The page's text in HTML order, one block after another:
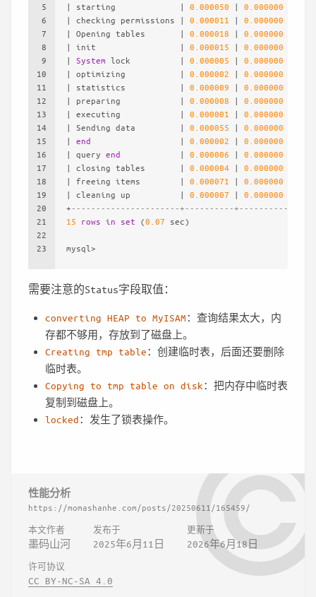
5
6
7
8
9
10
11
12
13
14
15
16
17
18
19
20
21
22
23
|
starting | 0.000050 | 0.000000
|
checking permissions | 0.000011 | 0.000000
|
Opening tables | 0.000018 | 0.000000
|
init | 0.000015 | 0.000000
|
System lock | 0.000005 | 0.000000
|
optimizing | 0.000002 | 0.000000
|
statistics | 0.000009 | 0.000000
|
preparing | 0.000008 | 0.000000
|
executing | 0.000001 | 0.000000
|
Sending data | 0.000055 | 0.000000
|
end | 0.000002 | 0.000000
|
query end | 0.000006 | 0.000000
|
closing tables | 0.000004 | 0.000000
|
freeing items | 0.000071 | 0.000000
|
cleaning up | 0.000007 | 0.000000
+----------------------+----------+----------
15 rows in set (0.07 sec)
mysql>
需要注意的Status字段取值：
converting HEAP to MyISAM：查询结果太大，内
存都不够用，存放到了磁盘上。
Creating tmp table：创建临时表，后面还要删除
临时表。
Copying to tmp table on disk：把内存中临时表
复制到磁盘上。
locked：发生了锁表操作。
性能分析
https://momashanhe.com/posts/20250611/165459/
本文作者
墨码山河
发布于
2025年6月11日
更新于
2026年6月18日
许可协议
CC BY-NC-SA 4.0